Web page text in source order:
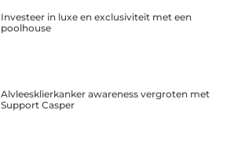
Investeer in luxe en exclusiviteit met een
poolhouse
Alvleesklierkanker awareness vergroten met
Support Casper